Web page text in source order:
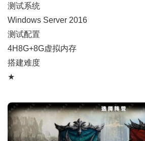
测试系统
Windows Server 2016
测试配置
4H8G+8G虚拟内存
搭建难度
★